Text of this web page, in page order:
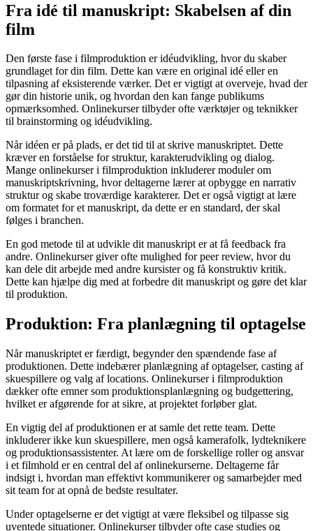
Fra idé til manuskript: Skabelsen af din
film
Den første fase i filmproduktion er idéudvikling, hvor du skaber
grundlaget for din film. Dette kan være en original idé eller en
tilpasning af eksisterende værker. Det er vigtigt at overveje, hvad der
gør din historie unik, og hvordan den kan fange publikums
opmærksomhed. Onlinekurser tilbyder ofte værktøjer og teknikker
til brainstorming og idéudvikling.
Når idéen er på plads, er det tid til at skrive manuskriptet. Dette
kræver en forståelse for struktur, karakterudvikling og dialog.
Mange onlinekurser i filmproduktion inkluderer moduler om
manuskriptskrivning, hvor deltagerne lærer at opbygge en narrativ
struktur og skabe troværdige karakterer. Det er også vigtigt at lære
om formatet for et manuskript, da dette er en standard, der skal
følges i branchen.
En god metode til at udvikle dit manuskript er at få feedback fra
andre. Onlinekurser giver ofte mulighed for peer review, hvor du
kan dele dit arbejde med andre kursister og få konstruktiv kritik.
Dette kan hjælpe dig med at forbedre dit manuskript og gøre det klar
til produktion.
Produktion: Fra planlægning til optagelse
Når manuskriptet er færdigt, begynder den spændende fase af
produktionen. Dette indebærer planlægning af optagelser, casting af
skuespillere og valg af locations. Onlinekurser i filmproduktion
dækker ofte emner som produktionsplanlægning og budgettering,
hvilket er afgørende for at sikre, at projektet forløber glat.
En vigtig del af produktionen er at samle det rette team. Dette
inkluderer ikke kun skuespillere, men også kamerafolk, lydteknikere
og produktionsassistenter. At lære om de forskellige roller og ansvar
i et filmhold er en central del af onlinekurserne. Deltagerne får
indsigt i, hvordan man effektivt kommunikerer og samarbejder med
sit team for at opnå de bedste resultater.
Under optagelserne er det vigtigt at være fleksibel og tilpasse sig
uventede situationer. Onlinekurser tilbyder ofte case studies og